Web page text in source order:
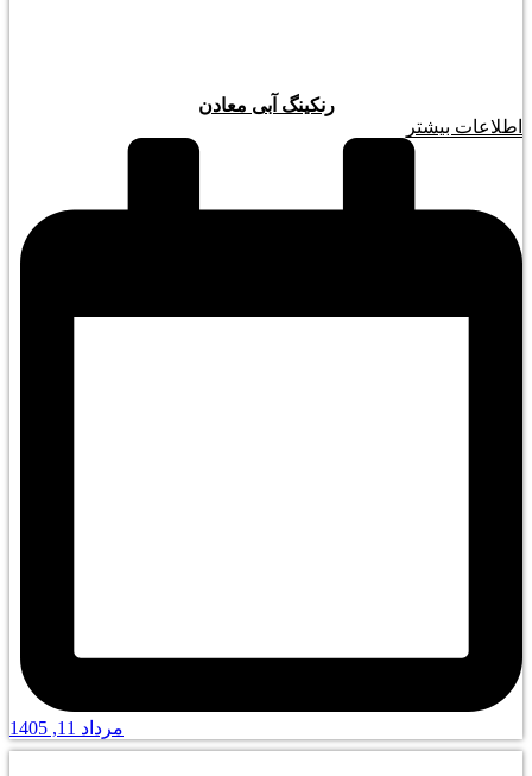
رنکینگ آبی معادن
اطلاعات بیشتر
مرداد 11, 1405